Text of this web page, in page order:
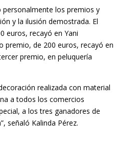
personalmente los premios y
y la ilusión demostrada. El
euros, recayó en Yani
premio, de 200 euros, recayó en
premio, en peluquería
realizada con material
a todos los comercios
a los tres ganadores de
señaló Kalinda Pérez.